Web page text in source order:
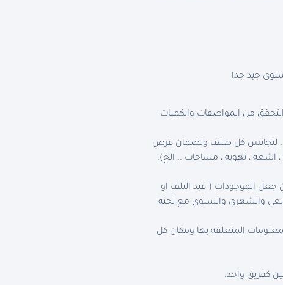
جيد جدا
من المواصفات والكميات
.. لتجانس كل صنف ولضمان فرص
، اشعة ، تهوية ، مساحات .. الخ).
جعل الموجودات ( قيد التلف او
والشهري والسنوي مع لجنة
المتعلقه بها ومكان كل
كفريق واحد.